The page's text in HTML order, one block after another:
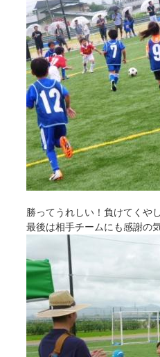
勝ってうれしい！負けてくや
最後は相手チームにも感謝の